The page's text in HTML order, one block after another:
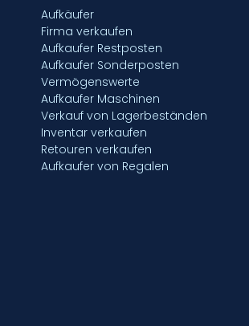
Aufkäufer
Firma verkaufen
Aufkaufer Restposten
Aufkaufer Sonderposten
Vermögenswerte
Aufkaufer Maschinen
Verkauf von Lagerbeständen
Inventar verkaufen
Retouren verkaufen
Aufkaufer von Regalen